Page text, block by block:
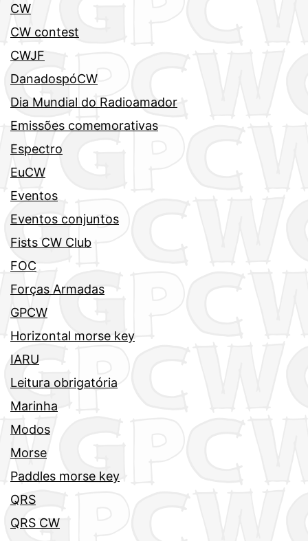
CW
CW contest
CWJF
DanadospóCW
Dia Mundial do Radioamador
Emissões comemorativas
Espectro
EuCW
Eventos
Eventos conjuntos
Fists CW Club
FOC
Forças Armadas
GPCW
Horizontal morse key
IARU
Leitura obrigatória
Marinha
Modos
Morse
Paddles morse key
QRS
QRS CW